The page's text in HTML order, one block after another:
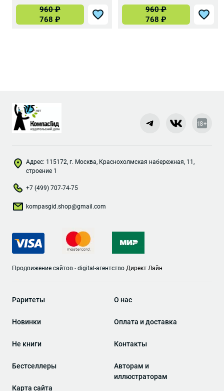
960₽
768 ₽
960₽
768 ₽
Раритеты
Новинки
Не книги
Бестселлеры
Карта сайта
О нас
Оплата и доставка
Контакты
Авторам и
иллюстраторам
Адрес: 115172, г. Москва, Краснохолмская набережная, 11,
строение 1
+7 (499) 707-74-75
kompasgid.shop@gmail.com
Продвижение сайтов - digital-агентство Директ Лайн